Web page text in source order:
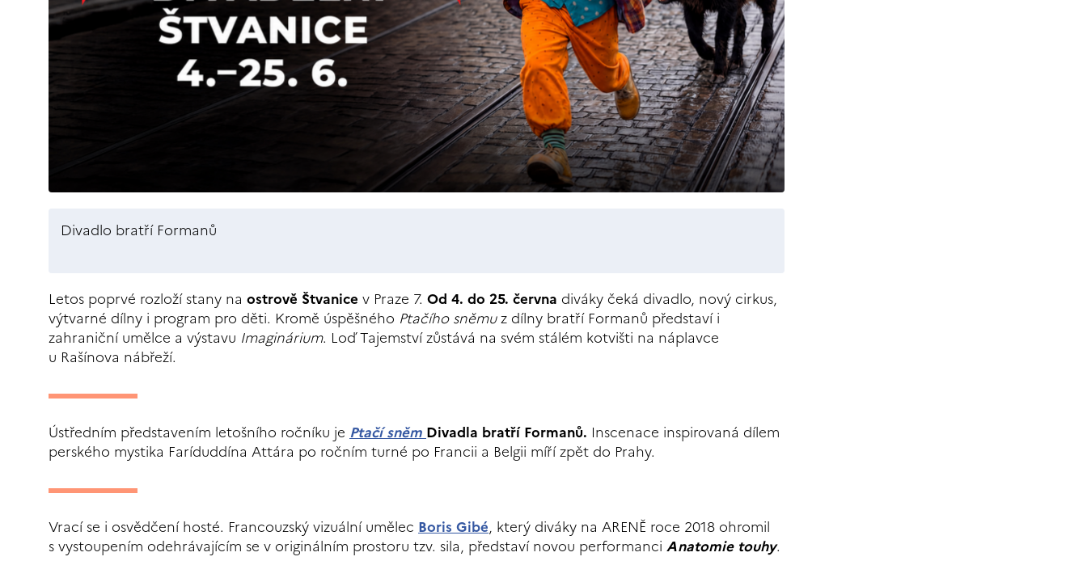
Divadlo bratří Formanů
Letos poprvé rozloží stany na ostrově Štvanice v Praze 7. Od 4. do 25. června diváky čeká divadlo, nový cirkus,
výtvarné dílny i program pro děti. Kromě úspěšného Ptačího sněmuz dílny bratří Formanů představí i
zahraniční umělce a výstavu Imaginárium. Loď Tajemství zůstává na svém stálém kotvišti na náplavce
u Rašínova nábřeží.
Ústředním představením letošního ročníku je Ptačí sněm Divadla bratří Formanů. Inscenace inspirovaná dílem
perského mystika Faríduddína Attára po ročním turné po Francii a Belgii míří zpět do Prahy.
Vrací se i osvědčení hosté. Francouzský vizuální umělec Boris Gibé, který diváky na ARENĚ roce 2018 ohromil
s vystoupením odehrávajícím se v originálním prostoru tzv. sila, představí novou performanci Anatomie touhy.